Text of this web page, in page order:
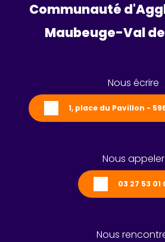
Communauté
Maubeuge-Val
Nous écrire
1, place du Pavillon -
Nous appeler
03 27 53 01
Nous